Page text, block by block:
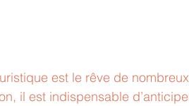
est le rêve de
il est indispensable